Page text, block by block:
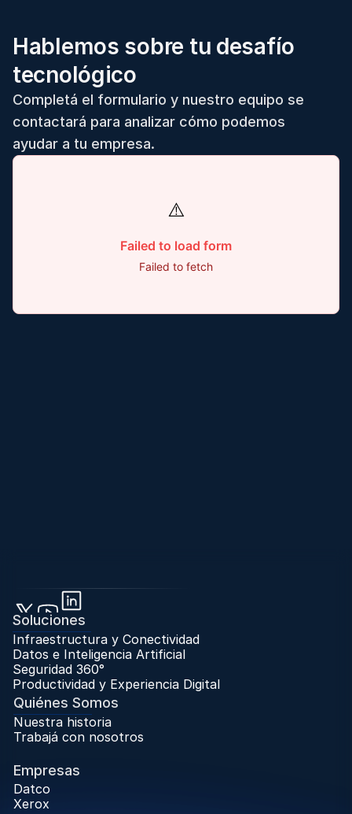
Hablemos sobre tu desafío
tecnológico
Completá el formulario y nuestro equipo se
contactará para analizar cómo podemos
ayudar a tu empresa.
Soluciones
Infraestructura y Conectividad
Datos e Inteligencia Artificial
Seguridad 360°
Productividad y Experiencia Digital
Quiénes Somos
Nuestra historia
Trabajá con nosotros
Empresas
Datco
Xerox